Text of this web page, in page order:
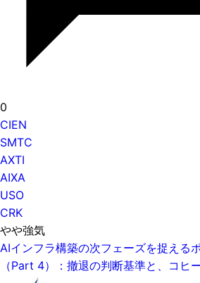
0
CIEN
SMTC
AXTI
AIXA
USO
CRK
やや強気
AIインフラ構築の次フェーズを捉える
（Part 4）：撤退の判断基準と、コヒ